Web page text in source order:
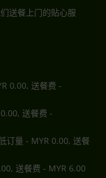
送餐上门的贴心服
0.00, 送餐费 -
送餐费 -
订量 - MYR 0.00, 送餐
送餐费 - MYR 6.00